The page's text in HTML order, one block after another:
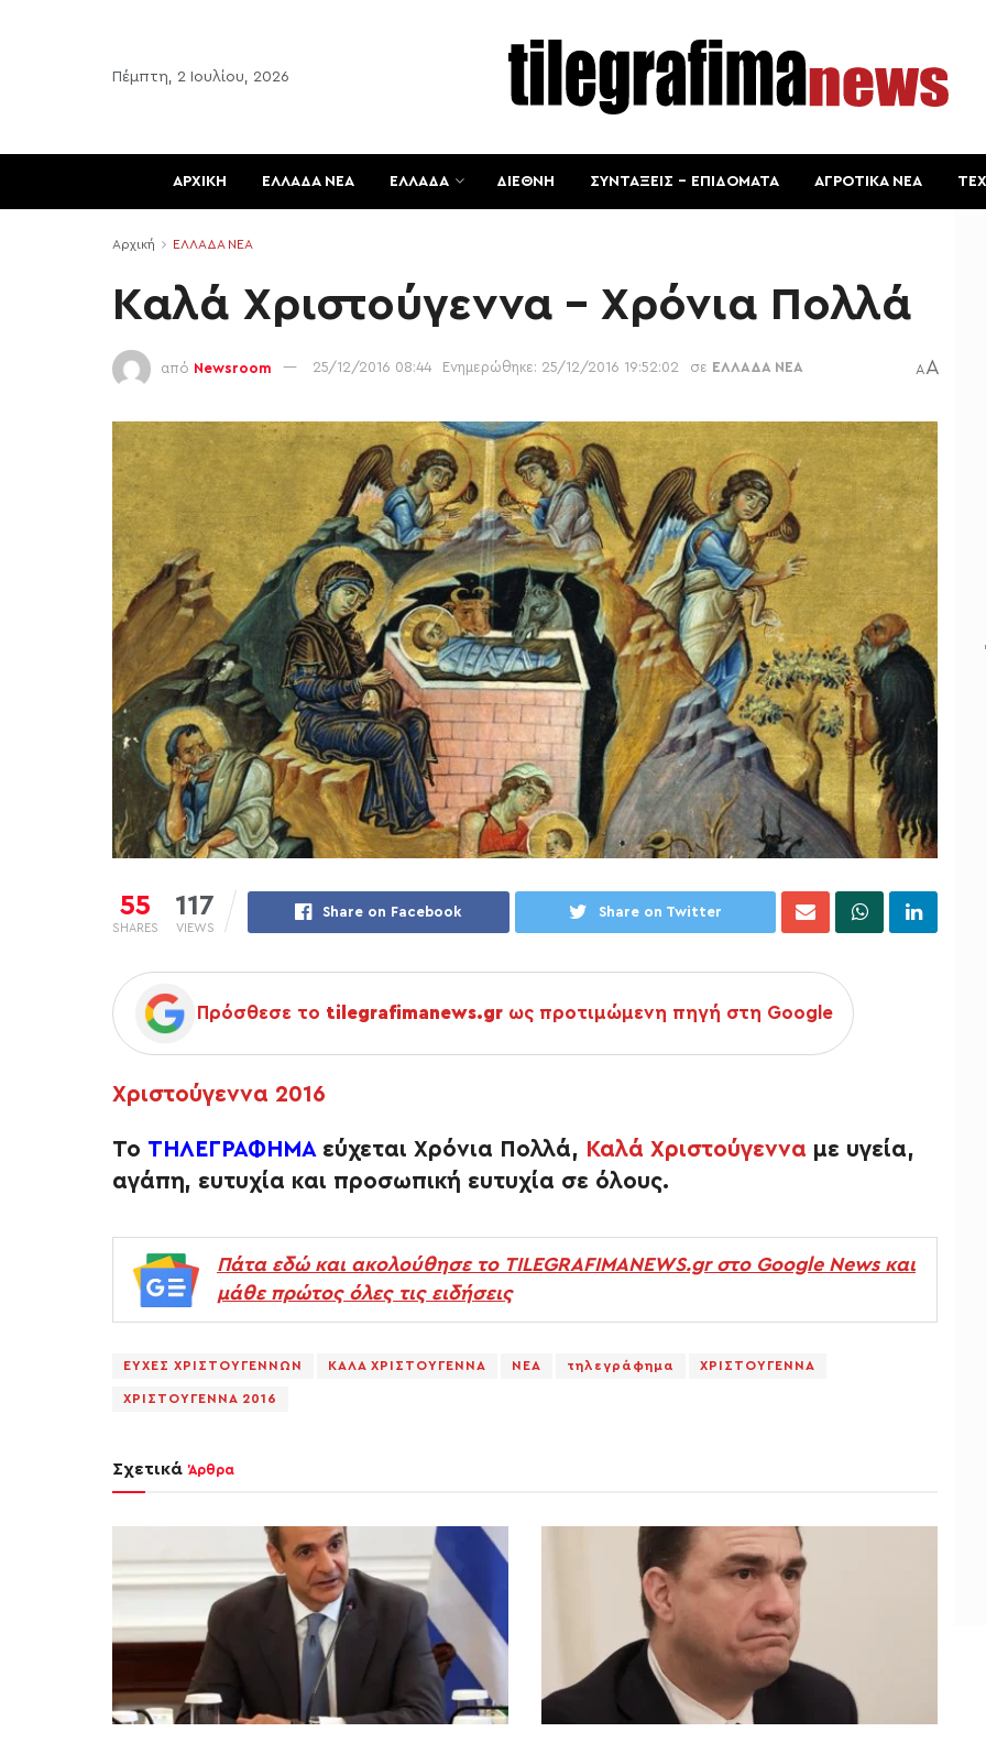
Πέμπτη, 2 Ιουλίου, 2026
ΑΡΧΙΚΗ ΕΛΛΑΔΑ ΝΕΑ ΕΛΛΑΔΑ ΔΙΕΘΝΗ ΣΥΝΤΑΞΕΙΣ – ΕΠΙΔΟΜΑΤΑ ΑΓΡΟΤΙΚΑ ΝΕΑ
Αρχική ΕΛΛΑΔΑ ΝΕΑ
Καλά Χριστούγεννα – Χρόνια Πολλά
από Newsroom 25/12/2016 08:44 Ενημερώθηκε: 25/12/2016 19:52:02 σε ΕΛΛΑΔΑ ΝΕΑ AA
55
SHARES
117
VIEWS
Share on Facebook Share on Twitter
Πρόσθεσε το tilegrafimanews.gr ως προτιμώμενη πηγή στη Google
Χριστούγεννα 2016
Το ΤΗΛΕΓΡΑΦΗΜΑ εύχεται Χρόνια Πολλά, Καλά Χριστούγεννα με υγεία,
αγάπη, ευτυχία και προσωπική ευτυχία σε όλους.
Πάτα εδώ και ακολούθησε το TILEGRAFIMANEWS.gr στο Google News και
μάθε πρώτος όλες τις ειδήσεις
ΕΥΧΕΣ ΧΡΙΣΤΟΥΓΕΝΝΩΝ ΚΑΛΑ ΧΡΙΣΤΟΥΓΕΝΝΑ ΝΕΑ τηλεγράφημα ΧΡΙΣΤΟΥΓΕΝΝΑ
ΧΡΙΣΤΟΥΓΕΝΝΑ 2016
Σχετικά Άρθρα